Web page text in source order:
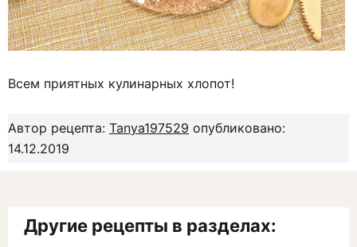
Всем приятных кулинарных хлопот!
Автор рецепта: Tanya197529 опубликовано:
14.12.2019
Другие рецепты в разделах: